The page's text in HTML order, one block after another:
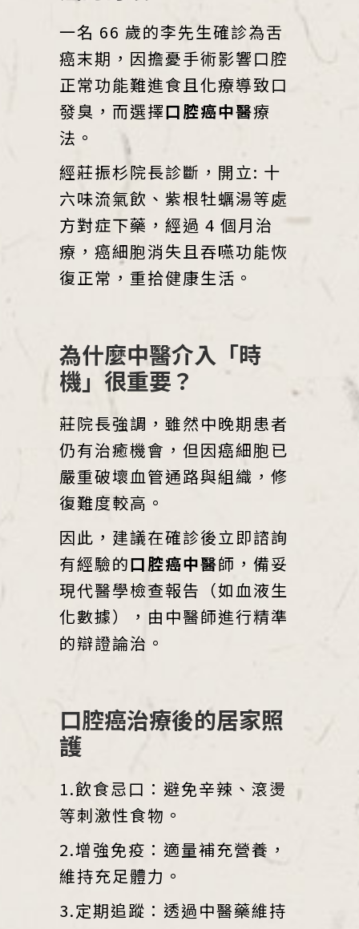
一名 66 歲的李先生確診為舌
癌末期，因擔憂手術影響口腔
正常功能難進食且化療導致口
發臭，而選擇口腔癌中醫療
法。
經莊振杉院長診斷，開立: 十
六味流氣飲、紫根牡蠣湯等處
方對症下藥，經過 4 個月治
療，癌細胞消失且吞嚥功能恢
復正常，重拾健康生活。
為什麼中醫介入「時
機」很重要？
莊院長強調，雖然中晚期患者
仍有治癒機會，但因癌細胞已
嚴重破壞血管通路與組織，修
復難度較高。
因此，建議在確診後立即諮詢
有經驗的口腔癌中醫師，備妥
現代醫學檢查報告（如血液生
化數據），由中醫師進行精準
的辯證論治。
口腔癌治療後的居家照
護
1.飲食忌口：避免辛辣、滾燙
等刺激性食物。
2.增強免疫：適量補充營養，
維持充足體力。
3.定期追蹤：透過中醫藥維持